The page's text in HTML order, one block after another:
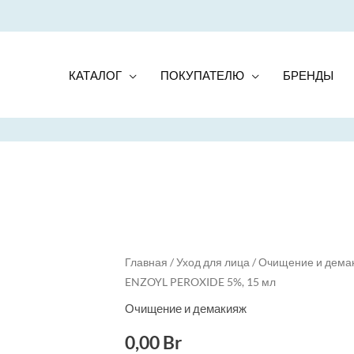
КАТАЛОГ ПОКУПАТЕЛЮ БРЕНДЫ
Главная /Уход для лица /Очищение и
ENZOYL PEROXIDE 5%, 15 мл
Очищение и демакияж
0,00Br
Quantity